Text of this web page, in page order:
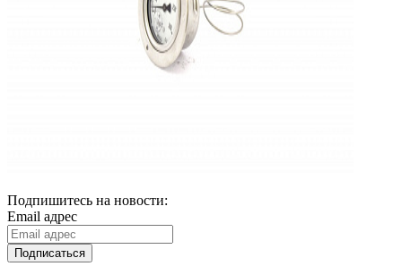
Подпишитесь на новости:
Email адрес
Подписаться